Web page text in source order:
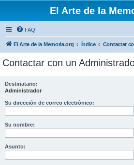
El Arte de la
FAQ
El Arte de la Memoria.org Índice
Contactar con un
Destinatario:
Administrador
Su dirección de correo electrónico:
Su nombre:
Asunto: